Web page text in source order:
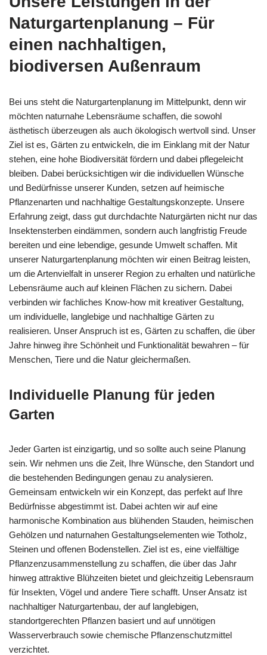
Naturgartenplanung – Für
einen nachhaltigen,
biodiversen Außenraum
Bei uns steht die Naturgartenplanung im Mittelpunkt, denn wir
möchten naturnahe Lebensräume schaffen, die sowohl
ästhetisch überzeugen als auch ökologisch wertvoll sind. Unser
Ziel ist es, Gärten zu entwickeln, die im Einklang mit der Natur
stehen, eine hohe Biodiversität fördern und dabei pflegeleicht
bleiben. Dabei berücksichtigen wir die individuellen Wünsche
und Bedürfnisse unserer Kunden, setzen auf heimische
Pflanzenarten und nachhaltige Gestaltungskonzepte. Unsere
Erfahrung zeigt, dass gut durchdachte Naturgärten nicht nur das
Insektensterben eindämmen, sondern auch langfristig Freude
bereiten und eine lebendige, gesunde Umwelt schaffen. Mit
unserer Naturgartenplanung möchten wir einen Beitrag leisten,
um die Artenvielfalt in unserer Region zu erhalten und natürliche
Lebensräume auch auf kleinen Flächen zu sichern. Dabei
verbinden wir fachliches Know-how mit kreativer Gestaltung,
um individuelle, langlebige und nachhaltige Gärten zu
realisieren. Unser Anspruch ist es, Gärten zu schaffen, die über
Jahre hinweg ihre Schönheit und Funktionalität bewahren – für
Menschen, Tiere und die Natur gleichermaßen.
Individuelle Planung für jeden
Garten
Jeder Garten ist einzigartig, und so sollte auch seine Planung
sein. Wir nehmen uns die Zeit, Ihre Wünsche, den Standort und
die bestehenden Bedingungen genau zu analysieren.
Gemeinsam entwickeln wir ein Konzept, das perfekt auf Ihre
Bedürfnisse abgestimmt ist. Dabei achten wir auf eine
harmonische Kombination aus blühenden Stauden, heimischen
Gehölzen und naturnahen Gestaltungselementen wie Totholz,
Steinen und offenen Bodenstellen. Ziel ist es, eine vielfältige
Pflanzenzusammenstellung zu schaffen, die über das Jahr
hinweg attraktive Blühzeiten bietet und gleichzeitig Lebensraum
für Insekten, Vögel und andere Tiere schafft. Unser Ansatz ist
nachhaltiger Naturgartenbau, der auf langlebigen,
standortgerechten Pflanzen basiert und auf unnötigen
Wasserverbrauch sowie chemische Pflanzenschutzmittel
verzichtet.